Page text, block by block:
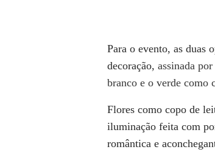
Para o evento, as duas
decoração, assinada
branco e o verde como
Flores como copo de
iluminação feita com
romântica e